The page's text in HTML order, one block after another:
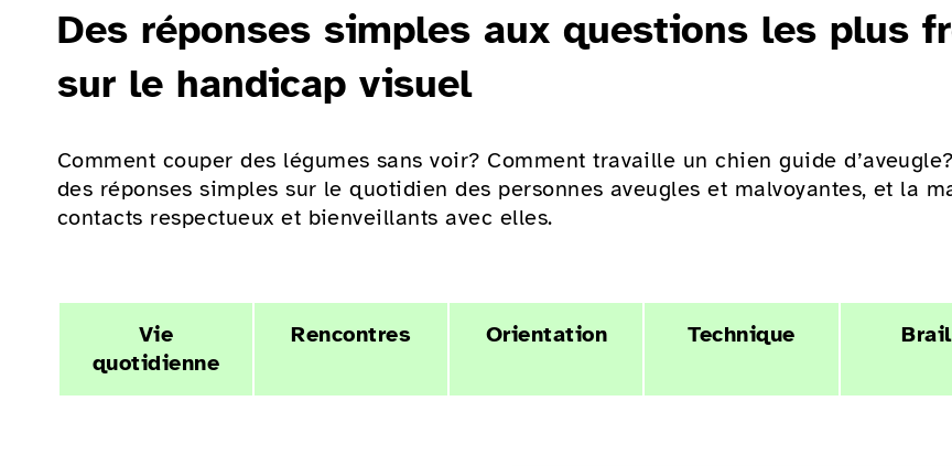
Des réponses simples aux questions les plus
sur le handicap visuel
Comment couper des légumes sans voir? Comment travaille un chien guide
des réponses simples sur le quotidien des personnes aveugles et malvoyantes, et la
contacts respectueux et bienveillants avec elles.
Vie
quotidienne
Rencontres Orientation Technique